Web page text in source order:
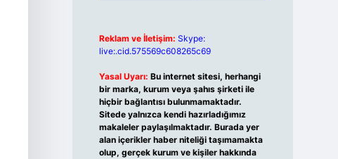
Reklam ve İletişim: Skype:
live:.cid.575569c608265c69
Yasal Uyarı: Bu internet sitesi, herhangi
bir marka, kurum veya şahıs şirketi ile
hiçbir bağlantısı bulunmamaktadır.
Sitede yalnızca kendi hazırladığımız
makaleler paylaşılmaktadır. Burada yer
alan içerikler haber niteliği taşımamakta
olup, gerçek kurum ve kişiler hakkında